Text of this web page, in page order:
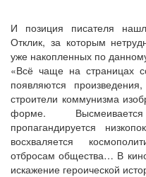
И позиция писателя
Отклик, за которым
уже накопленных по
«Всё чаще на страницах
появляются
строители коммунизма
форме.
пропагандируется
восхваляется
отбросам общества… В
искажение героической